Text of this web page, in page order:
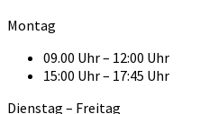
Montag
09.00 Uhr – 12:00 Uhr
15:00 Uhr – 17:45 Uhr
Dienstag – Freitag